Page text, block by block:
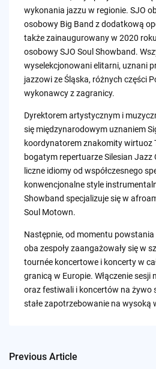
wykonania jazzu w regionie. SJO
osobowy Big Band z dodatkową
także zainaugurowany w 2020
osobowy SJO Soul Showband.
wyselekcjonowani elitarni, uznani
jazzowi ze Śląska, różnych części
wykonawcy z zagranicy.
Dyrektorem artystycznym i
się międzynarodowym uznaniem
koordynatorem znakomity wirtuoz
bogatym repertuarze Silesian Jazz
liczne idiomy od współczesnego
konwencjonalne style
Showband specjalizuje się w
Soul Motown.
Następnie, od momentu powstania
oba zespoły zaangażowały się w
tournée koncertowe i koncerty w
granicą w Europie. Włączenie
oraz festiwali i koncertów na żywo
stałe zapotrzebowanie na wysoką
Post
Previous Article